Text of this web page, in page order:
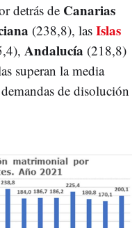
detrás de Canarias
(238,8), las Islas
Andalucía (218,8)
superan la media
demandas de disolución